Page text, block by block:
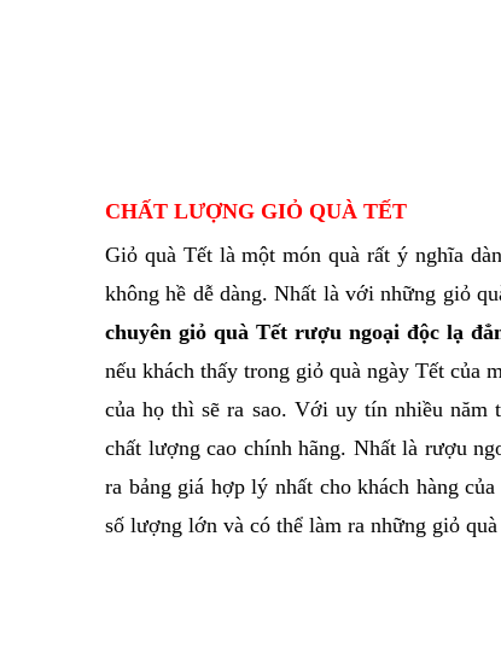
CHẤT LƯỢNG GIỎ QUÀ TẾT
Giỏ quà Tết là một món quà rất ý nghĩa
không hề dễ dàng. Nhất là với những giỏ
chuyên giỏ quà Tết rượu ngoại độc lạ
nếu khách thấy trong giỏ quà ngày Tết của
của họ thì sẽ ra sao. Với uy tín nhiều năm
chất lượng cao chính hãng. Nhất là rượu
ra bảng giá hợp lý nhất cho khách hàng
số lượng lớn và có thể làm ra những giỏ